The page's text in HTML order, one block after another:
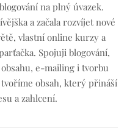
na plný úvazek.
a začala rozvíjet nové
vlastní online kurzy a
Spojuji blogování,
e-mailing i tvorbu
obsah, který přináší
a zahlcení.